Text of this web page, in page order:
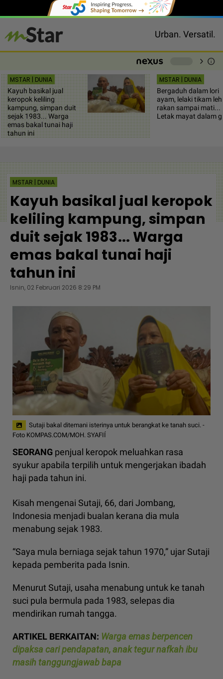
Urban. Versatil.
chevron_right info
MSTAR | DUNIA
Kayuh basikal jual
keropok keliling
kampung, simpan duit
sejak 1983... Warga
emas bakal tunai haji
tahun ini
MSTAR | DUNIA
Bergaduh dalam lori
ayam, lelaki tikam
rakan sampai mati...
Letak mayat dalam
MSTAR | DUNIA
Kayuh basikal jual keropok
keliling kampung, simpan
duit sejak 1983... Warga
emas bakal tunai haji
tahun ini
Isnin, 02 Februari 2026 8:29 PM
Sutaji bakal ditemani isterinya untuk berangkat ke tanah suci. -
Foto KOMPAS.COM/MOH. SYAFIÍ
SEORANG penjual keropok meluahkan rasa
syukur apabila terpilih untuk mengerjakan ibadah
haji pada tahun ini.
Kisah mengenai Sutaji, 66, dari Jombang,
Indonesia menjadi bualan kerana dia mula
menabung sejak 1983.
“Saya mula berniaga sejak tahun 1970,” ujar Sutaji
kepada pemberita pada Isnin.
Menurut Sutaji, usaha menabung untuk ke tanah
suci pula bermula pada 1983, selepas dia
mendirikan rumah tangga.
ARTIKEL BERKAITAN: Warga emas berpencen
dipaksa cari pendapatan, anak tegur nafkah ibu
masih tanggungjawab bapa